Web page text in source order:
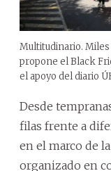
Multitudinario.
propone el Black
el apoyo del diario
Desde
filas frente a
en el marco de
organizado en